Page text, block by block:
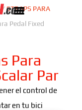
/STRAPS PARA
Pedal Fixed
Para
Par
el control de
en tu bici